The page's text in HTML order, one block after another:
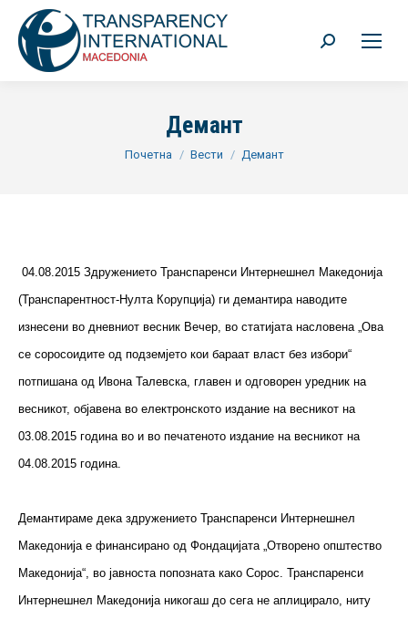
Search:
Демант
You are here:
Почетна Вести Демант
04.08.2015 Здружението Транспаренси Интернешнел Македонија
(Транспарентност-Нулта Корупција) ги демантира наводите
изнесени во дневниот весник Вечер, во статијата насловена „Ова
се соросоидите од подземјето кои бараат власт без избори“
потпишана од Ивона Талевска, главен и одговорен уредник на
весникот, објавена во електронското издание на весникот на
03.08.2015 година во и во печатеното издание на весникот на
04.08.2015 година.
Демантираме дека здружението Транспаренси Интернешнел
Македонија е финансирано од Фондацијата „Отворено општество
Македонија“, во јавноста попозната како Сорос. Транспаренси
Интернешнел Македонија никогаш до сега не аплицирало, ниту